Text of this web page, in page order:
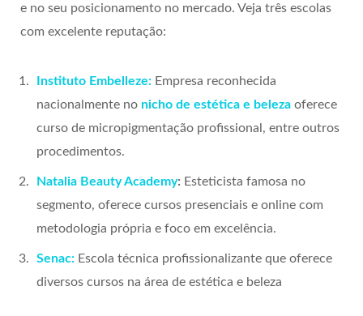
e no seu posicionamento no mercado. Veja três escolas
com excelente reputação:
Instituto Embelleze: Empresa reconhecida
nacionalmente no nicho de estética e beleza oferece
curso de micropigmentação profissional, entre outros
procedimentos.
Natalia Beauty Academy: Esteticista famosa no
segmento, oferece cursos presenciais e online com
metodologia própria e foco em excelência.
Senac: Escola técnica profissionalizante que oferece
diversos cursos na área de estética e beleza